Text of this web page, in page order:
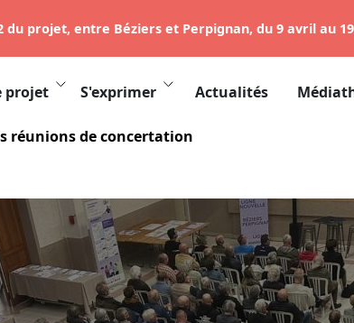
projet, entre Béziers et Perpignan, du 9 avril au
projet S'exprimer Actualités
réunions de concertation